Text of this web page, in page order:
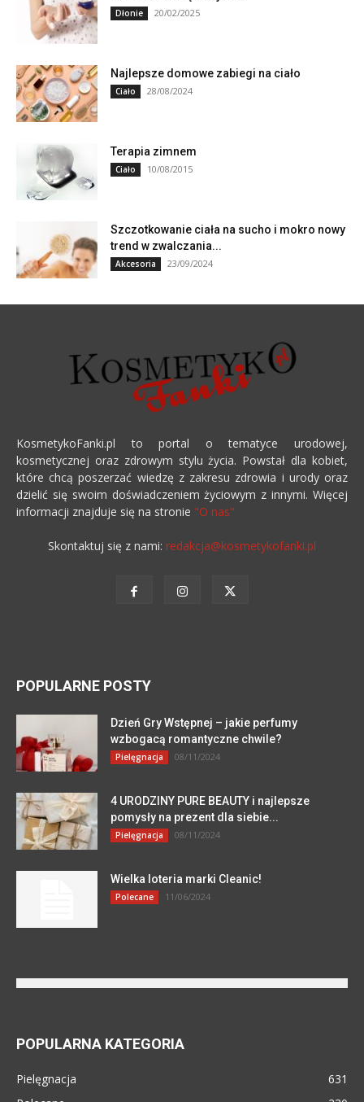
Dłonie 20/02/2025
Najlepsze domowe zabiegi na ciało
Ciało 28/08/2024
Terapia zimnem
Ciało 10/08/2015
Szczotkowanie ciała na sucho i mokro nowy
trend w zwalczania...
Akcesoria 23/09/2024
KosmetykoFanki.pl to portal o tematyce urodowej,
kosmetycznej oraz zdrowym stylu życia. Powstał dla kobiet,
które chcą poszerzać wiedzę z zakresu zdrowia i urody oraz
dzielić się swoim doświadczeniem życiowym z innymi. Więcej
informacji znajduje się na stronie "O nas"
Skontaktuj się z nami: redakcja@kosmetykofanki.pl
POPULARNE POSTY
Dzień Gry Wstępnej – jakie perfumy
wzbogacą romantyczne chwile?
Pielęgnacja 08/11/2024
4 URODZINY PURE BEAUTY i najlepsze
pomysły na prezent dla siebie...
Pielęgnacja 08/11/2024
Wielka loteria marki Cleanic!
Polecane 11/06/2024
POPULARNA KATEGORIA
Pielęgnacja
631